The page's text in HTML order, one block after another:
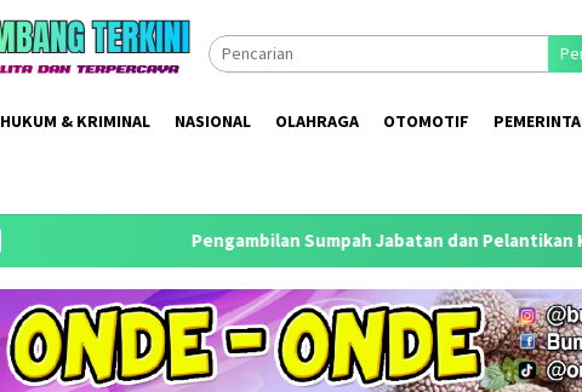
HUKUM & KRIMINAL NASIONAL OLAHRAGA OTOMOTIF
Pengambilan Sumpah Jabatan dan Pelantikan Kaur TU dan